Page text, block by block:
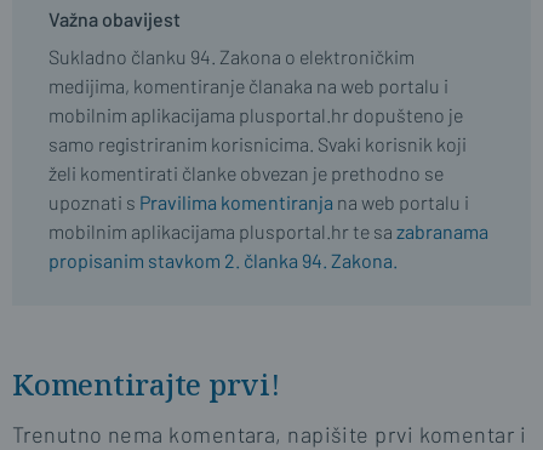
Važna obavijest
Sukladno članku 94. Zakona o elektroničkim
medijima, komentiranje članaka na web portalu i
mobilnim aplikacijama plusportal.hr dopušteno je
samo registriranim korisnicima. Svaki korisnik koji
želi komentirati članke obvezan je prethodno se
upoznati s Pravilima komentiranja na web portalu i
mobilnim aplikacijama plusportal.hr te sa zabranama
propisanim stavkom 2. članka 94. Zakona.
Komentirajte prvi!
Trenutno nema komentara, napišite prvi komentar i